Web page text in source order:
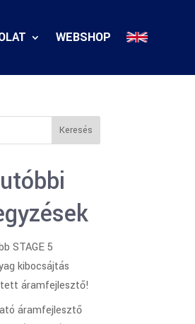
WEBSHOP
Keresés
STAGE 5
kibocsájtás
áramfejlesztő!
áramfejlesztő